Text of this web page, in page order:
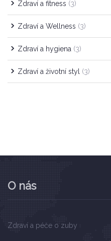
Zdraví a fitness (3)
Zdraví a Wellness (3)
Zdraví a hygiena (3)
Zdraví a životní styl (3)
O nás
Zdraví a péče o zuby